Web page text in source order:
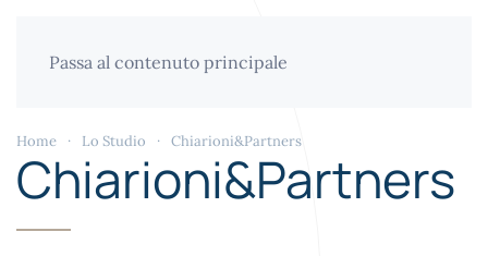
Passa al contenuto principale
Home Lo Studio Chiarioni&Partners
Chiarioni&Partners